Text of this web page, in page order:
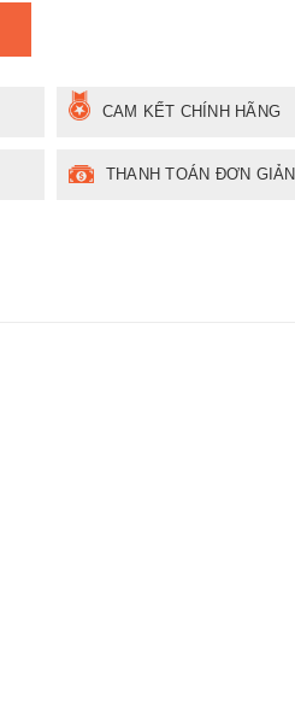
CAM KẾT CHÍNH HÃNG
THANH TOÁN ĐƠN GIẢN